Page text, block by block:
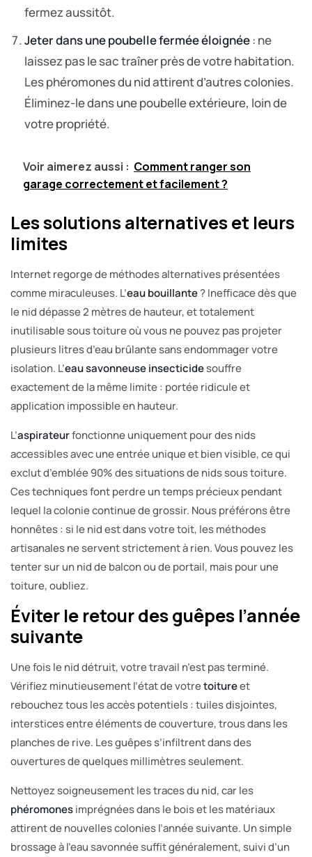
fermez aussitôt.
Jeter dans une poubelle fermée éloignée : ne
laissez pas le sac traîner près de votre habitation.
Les phéromones du nid attirent d’autres colonies.
Éliminez-le dans une poubelle extérieure, loin de
votre propriété.
Voir aimerez aussi : Comment ranger son
garage correctement et facilement ?
Les solutions alternatives et leurs
limites
Internet regorge de méthodes alternatives présentées
comme miraculeuses. L’eau bouillante? Inefficace dès que
le nid dépasse 2 mètres de hauteur, et totalement
inutilisable sous toiture où vous ne pouvez pas projeter
plusieurs litres d’eau brûlante sans endommager votre
isolation. L’eau savonneuse insecticidesouffre
exactement de la même limite : portée ridicule et
application impossible en hauteur.
L’aspirateurfonctionne uniquement pour des nids
accessibles avec une entrée unique et bien visible, ce qui
exclut d’emblée 90% des situations de nids sous toiture.
Ces techniques font perdre un temps précieux pendant
lequel la colonie continue de grossir. Nous préférons être
honnêtes : si le nid est dans votre toit, les méthodes
artisanales ne servent strictement à rien. Vous pouvez les
tenter sur un nid de balcon ou de portail, mais pour une
toiture, oubliez.
Éviter le retour des guêpes l’année
suivante
Une fois le nid détruit, votre travail n’est pas terminé.
Vérifiez minutieusement l’état de votretoitureet
rebouchez tous les accès potentiels : tuiles disjointes,
interstices entre éléments de couverture, trous dans les
planches de rive. Les guêpes s’infiltrent dans des
ouvertures de quelques millimètres seulement.
Nettoyez soigneusement les traces du nid, car les
phéromonesimprégnées dans le bois et les matériaux
attirent de nouvelles colonies l’année suivante. Un simple
brossage à l’eau savonnée suffit généralement, suivi d’un